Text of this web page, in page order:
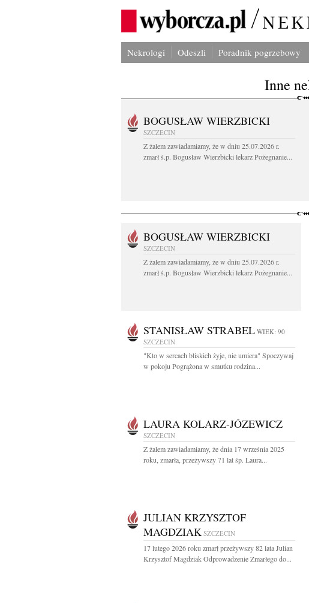
Nekrologi Odeszli Poradnik pogrzebowy
Inne
BOGUSŁAW WIERZBICKI
SZCZECIN
Z żalem zawiadamiamy, że w dniu 25.07.2026 r.
zmarł ś.p. Bogusław Wierzbicki lekarz Pożegnanie...
BOGUSŁAW WIERZBICKI
SZCZECIN
Z żalem zawiadamiamy, że w dniu 25.07.2026 r.
zmarł ś.p. Bogusław Wierzbicki lekarz Pożegnanie...
STANISŁAW STRABEL WIEK: 90
SZCZECIN
"Kto w sercach bliskich żyje, nie umiera" Spoczywaj
w pokoju Pogrążona w smutku rodzina...
LAURA KOLARZ-JÓZEWICZ
SZCZECIN
Z żalem zawiadamiamy, że dnia 17 września 2025
roku, zmarła, przeżywszy 71 lat śp. Laura...
JULIAN KRZYSZTOF
MAGDZIAK SZCZECIN
17 lutego 2026 roku zmarł przeżywszy 82 lata Julian
Krzysztof Magdziak Odprowadzenie Zmarłego do...